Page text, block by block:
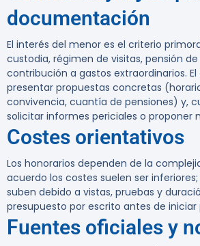
documentación
El interés del menor es el criterio
custodia, régimen de visitas, pensión
contribución a gastos extraordinarios.
presentar propuestas concretas
convivencia, cuantía de pensiones) y,
solicitar informes periciales o proponer
Costes orientativos
Los honorarios dependen de la
acuerdo los costes suelen ser
suben debido a vistas, pruebas y
presupuesto por escrito antes de
Fuentes oficiales y